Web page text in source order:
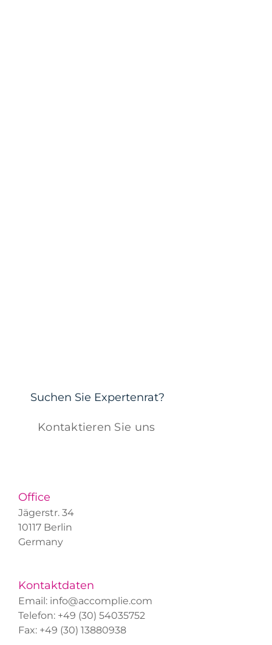
Suchen Sie Expertenrat?
Kontaktieren Sie uns
Office
Jägerstr. 34
10117 Berlin
Germany
Kontaktdaten
Email: info@accomplie.com
Telefon: +49 (30) 54035752
Fax: +49 (30) 13880938